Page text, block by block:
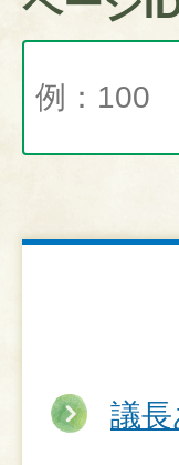
議